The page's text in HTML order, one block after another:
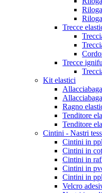
Trecce
Trecce
Kit elastici
Ragno
Tenditore
Tenditore
Cintini - Nastri
Cintini in
Cintini in
Cintini in
Cintini in
Cintini in
Velcro